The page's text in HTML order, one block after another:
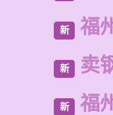
新 福
新 卖
新 福